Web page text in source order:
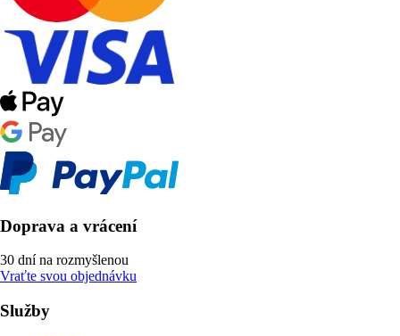
Doprava a vrácení
30 dní na rozmyšlenou
Vraťte svou objednávku
Služby